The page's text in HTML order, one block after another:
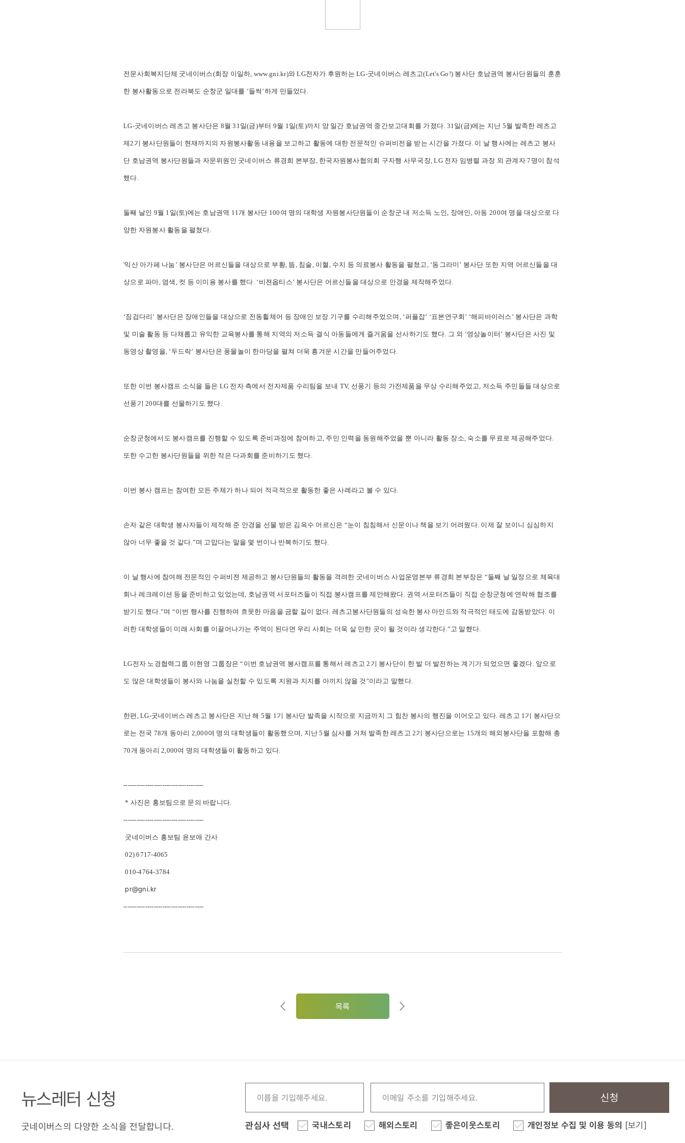
전문사회복지단체 굿네이버스(회장 이일하, www.gni.kr)와 LG전자가 후원하는 LG-굿네이버스 레츠고(Let's Go!) 봉사단 호남권역 봉사단원들의 훈훈
한 봉사활동으로 전라북도 순창군 일대를 ‘들썩’하게 만들었다.
LG-굿네이버스 레츠고 봉사단은 8월 31일(금)부터 9월 1일(토)까지 양 일간 호남권역 중간보고대회를 가졌다. 31일(금)에는 지난 5월 발족한 레츠고
제2기 봉사단원들이 현재까지의 자원봉사활동 내용을 보고하고 활동에 대한 전문적인 슈퍼비전을 받는 시간을 가졌다. 이 날 행사에는 레츠고 봉사
단 호남권역 봉사단원들과 자문위원인 굿네이버스 류경희 본부장, 한국자원봉사협의회 구자행 사무국장, LG 전자 임병렬 과장 외 관계자 7명이 참석
했다.
둘째 날인 9월 1일(토)에는 호남권역 11개 봉사단 100여 명의 대학생 자원봉사단원들이 순창군 내 저소득 노인, 장애인, 아동 200여 명을 대상으로 다
양한 자원봉사 활동을 펼쳤다.
'익산 아가페 나눔’ 봉사단은 어르신들을 대상으로 부황, 뜸, 침술, 이혈, 수지 등 의료봉사 활동을 펼쳤고, ‘동그라미’ 봉사단 또한 지역 어르신들을 대
상으로 파마, 염색, 컷 등 이미용 봉사를 했다. ‘비젼옵티스’ 봉사단은 어르신들을 대상으로 안경을 제작해주었다.
‘짐검다리’ 봉사단은 장애인들을 대상으로 전동휠체어 등 장애인 보장 기구를 수리해주었으며, ‘퍼플잡’ ‘표본연구회’ ‘해피바이러스’ 봉사단은 과학
및 미술 활동 등 다채롭고 유익한 교육봉사를 통해 지역의 저소득·결식 아동들에게 즐거움을 선사하기도 했다. 그 외 ‘영상놀이터’ 봉사단은 사진 및
동영상 촬영을, ‘두드락’ 봉사단은 풍물놀이 한마당을 펼쳐 더욱 흥겨운 시간을 만들어주었다.
또한 이번 봉사캠프 소식을 들은 LG 전자 측에서 전자제품 수리팀을 보내 TV, 선풍기 등의 가전제품을 무상 수리해주었고, 저소득 주민들들 대상으로
선풍기 200대를 선물하기도 했다.
순창군청에서도 봉사캠프를 진행할 수 있도록 준비과정에 참여하고, 주민 인력을 동원해주었을 뿐 아니라 활동 장소, 숙소를 무료로 제공해주었다.
또한 수고한 봉사단원들을 위한 작은 다과회를 준비하기도 했다.
이번 봉사 캠프는 참여한 모든 주체가 하나 되어 적극적으로 활동한 좋은 사례라고 볼 수 있다.
손자 같은 대학생 봉사자들이 제작해 준 안경을 선물 받은 김옥수 어르신은 “눈이 침침해서 신문이나 책을 보기 어려웠다. 이제 잘 보이니 심심하지
않아 너무 좋을 것 같다.”며 고맙다는 말을 몇 번이나 반복하기도 했다.
이 날 행사에 참여해 전문적인 수퍼비젼 제공하고 봉사단원들의 활동을 격려한 굿네이버스 사업운영본부 류경희 본부장은 “둘째 날 일정으로 체육대
회나 레크레이션 등을 준비하고 있었는데, 호남권역 서포터즈들이 직접 봉사캠프를 제안해왔다. 권역 서포터즈들이 직접 순창군청에 연락해 협조를
받기도 했다.”며 “이번 행사를 진행하며 흐뭇한 마음을 금할 길이 없다. 레츠고봉사단원들의 성숙한 봉사 마인드와 적극적인 태도에 감동받았다. 이
러한 대학생들이 미래 사회를 이끌어나가는 주역이 된다면 우리 사회는 더욱 살 만한 곳이 될 것이라 생각한다.”고 말했다.
LG전자 노경협력그룹 이현영 그룹장은 “이번 호남권역 봉사캠프를 통해서 레츠고 2기 봉사단이 한 발 더 발전하는 계기가 되었으면 좋겠다. 앞으로
도 많은 대학생들이 봉사와 나눔을 실천할 수 있도록 지원과 지지를 아끼지 않을 것"이라고 말했다.
한편, LG-굿네이버스 레츠고 봉사단은 지난 해 5월 1기 봉사단 발족을 시작으로 지금까지 그 힘찬 봉사의 행진을 이어오고 있다. 레츠고 1기 봉사단으
로는 전국 78개 동아리 2,000여 명의 대학생들이 활동했으며, 지난 5월 심사를 거쳐 발족한 레츠고 2기 봉사단으로는 15개의 해외봉사단을 포함해 총
70개 동아리 2,000여 명의 대학생들이 활동하고 있다.
-------------------------------------
* 사진은 홍보팀으로 문의 바랍니다.
-------------------------------------
굿네이버스 홍보팀 윤보애 간사
02) 6717-4065
010-4764-3784
pr@gni.kr
-------------------------------------
목록
뉴스레터 신청
굿네이버스의 다양한 소식을 전달합니다.
신청
관심사 선택 국내스토리 해외스토리 좋은이웃스토리 개인정보 수집 및 이용 동의 [보기]